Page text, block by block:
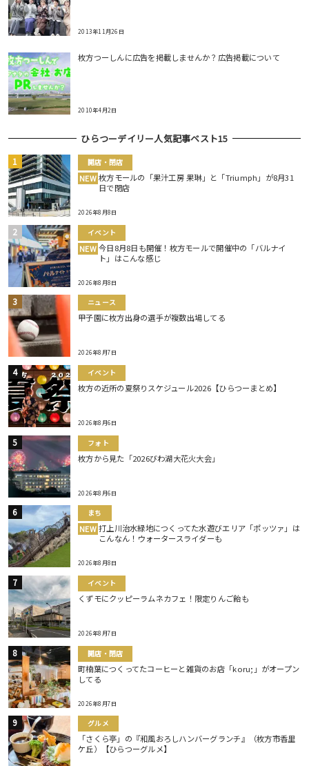
2013年11月26日
枚方つーしんに広告を掲載しませんか？広告掲載について
2010年4月2日
ひらつーデイリー人気記事ベスト15
開店・閉店
NEW 枚方モールの「果汁工房 果琳」と「Triumph」が8月31
日で閉店
2026年8月8日
イベント
NEW 今日8月8日も開催！枚方モールで開催中の「バルナイ
ト」はこんな感じ
2026年8月8日
ニュース
甲子園に枚方出身の選手が複数出場してる
2026年8月7日
イベント
枚方の近所の夏祭りスケジュール2026【ひらつーまとめ】
2026年8月6日
フォト
枚方から見た「2026びわ湖大花火大会」
2026年8月6日
まち
NEW 打上川治水緑地につくってた水遊びエリア「ポッツァ」は
こんなん！ウォータースライダーも
2026年8月8日
イベント
くずモにクッピーラムネカフェ！限定りんご飴も
2026年8月7日
開店・閉店
町楠葉につくってたコーヒーと雑貨のお店「koru;」がオープン
してる
2026年8月7日
グルメ
「さくら亭」の『和風おろしハンバーグランチ』（枚方市香里
ケ丘）【ひらつーグルメ】